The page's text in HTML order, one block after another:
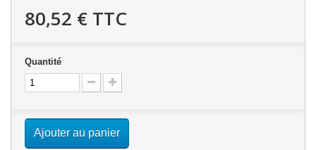
80,52 € TTC
Quantité
Ajouter au panier